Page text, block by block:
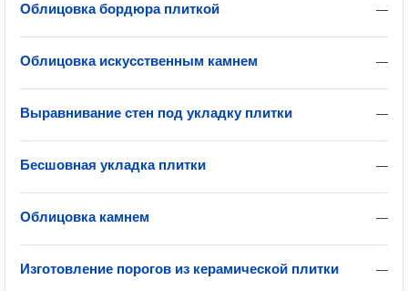
—
Облицовка бордюра плиткой
—
Облицовка искусственным камнем
—
Выравнивание стен под укладку плитки
—
Бесшовная укладка плитки
—
Облицовка камнем
—
Изготовление порогов из керамической плитки